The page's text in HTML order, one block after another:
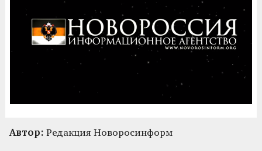
Автор: Редакция Новоросинформ